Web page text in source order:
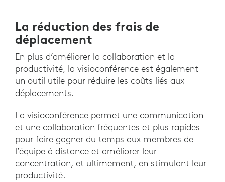
La réduction des frais de
déplacement
En plus d’améliorer la collaboration et la
productivité, la visioconférence est également
un outil utile pour réduire les coûts liés aux
déplacements.
La visioconférence permet une communication
et une collaboration fréquentes et plus rapides
pour faire gagner du temps aux membres de
l’équipe à distance et améliorer leur
concentration, et ultimement, en stimulant leur
productivité.